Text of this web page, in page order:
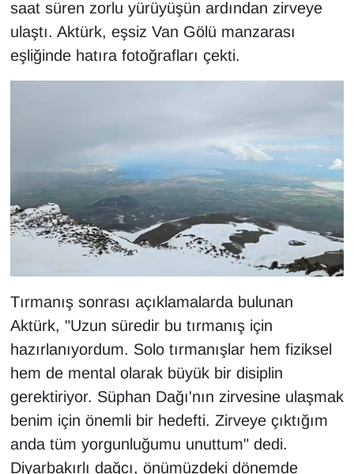
saat süren zorlu yürüyüşün ardından zirveye
ulaştı. Aktürk, eşsiz Van Gölü manzarası
eşliğinde hatıra fotoğrafları çekti.
Tırmanış sonrası açıklamalarda bulunan
Aktürk, "Uzun süredir bu tırmanış için
hazırlanıyordum. Solo tırmanışlar hem fiziksel
hem de mental olarak büyük bir disiplin
gerektiriyor. Süphan Dağı'nın zirvesine ulaşmak
benim için önemli bir hedefti. Zirveye çıktığım
anda tüm yorgunluğumu unuttum" dedi.
Diyarbakırlı dağcı, önümüzdeki dönemde
Kültür & Sanat
KURDÎ
ONE EKONOMİ
POLİTİKA
Resmi İlanlar
RÖPORTAJ
SAĞLIK
Seri İlan
Sinema - TV